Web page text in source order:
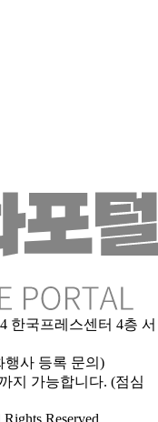
한국프레스센터 4층 서
행사 등록 문의)
지 가능합니다. (점심
Reserved